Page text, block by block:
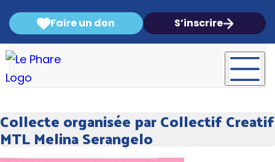
Faire un don S’inscrire
Collecte organisée par Collectif Creatif
MTL Melina Serangelo